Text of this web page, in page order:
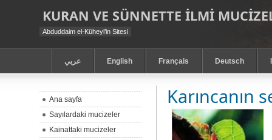
KURAN VE SÜNNETTE ILMI
Abduddaim el-Küheyl’in Sitesi
عربي English Français Deutsch
Karıncanın
Ana sayfa
Sayılardaki mucizeler
Kainattaki mucizeler